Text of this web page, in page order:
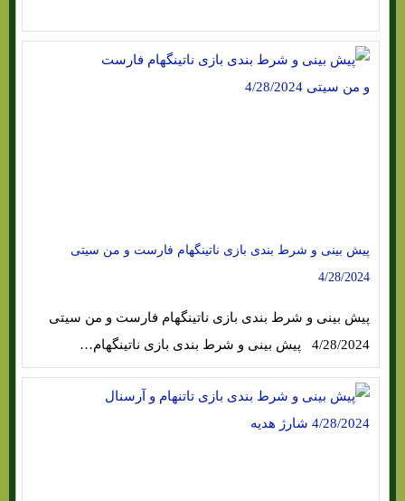
پیش بینی و شرط بندی بازی ناتینگهام فارست و من سیتی
4/28/2024
پیش بینی و شرط بندی بازی ناتینگهام فارست و من سیتی
4/28/2024 پیش بینی و شرط بندی بازی ناتینگهام…